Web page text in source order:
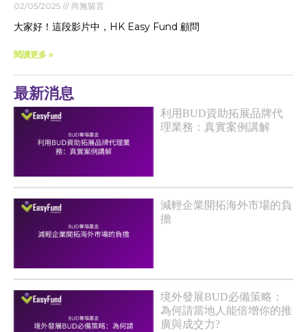
02/05/2025 尚無留言
大家好！這段影片中，HK Easy Fund 顧問
閱讀更多 »
最新消息
利用BUD資助拓展品牌代
理業務：真實案例講解
減輕企業開拓海外市場的負
擔
境外發展BUD必備策略：
為何請當地人能倍增你的推
廣與成交力?